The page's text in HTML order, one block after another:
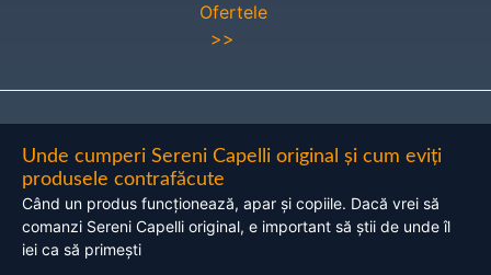
Ofertele
>>
Unde cumperi Sereni Capelli original și cum eviți
produsele contrafăcute
Când un produs funcționează, apar și copiile. Dacă vrei să
comanzi Sereni Capelli original, e important să știi de unde îl
iei ca să primești